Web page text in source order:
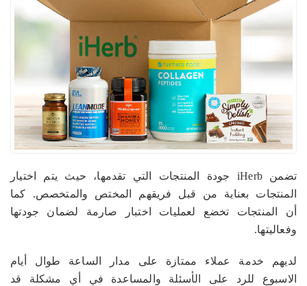
تضمن iHerb جودة المنتجات التي تقدمها، حيث يتم اختيار
المنتجات بعناية من قبل فريقهم المختص والمتخصص. كما
أن المنتجات تخضع لعمليات اختبار صارمة لضمان جودتها
وفعاليتها.
لديهم خدمة عملاء ممتازة على مدار الساعة طوال أيام
الاسبوع للرد على الأسئلة والمساعدة في أي مشكلة قد